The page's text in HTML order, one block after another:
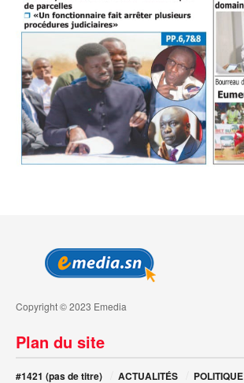
Copyright © 2023 Emedia
Plan du site
#1421 (pas de titre) ACTUALITÉS POLITIQUE